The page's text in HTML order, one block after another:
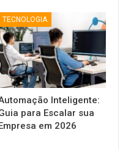
TECNOLOGIA
Inteligente:
para Escalar sua
em 2026